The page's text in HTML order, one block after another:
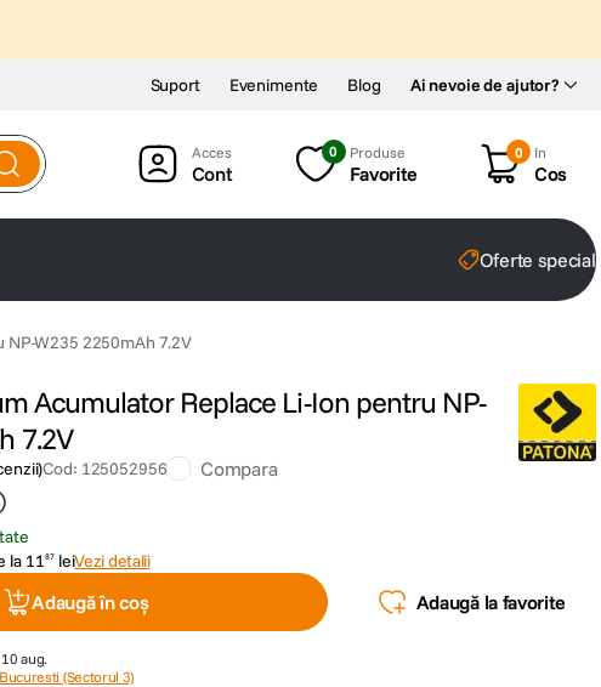
Ai nevoie de ajutor?
Suport Evenimente Blog
Cont
0 Produse
Favorite
0 In
Cos
Oferte
NP-W235 2250mAh 7.2V
Acumulator Replace Li-Ion pentru NP-
7.2V
)Cod: 125052956 Compara
la 1187 leiVezi detalii
Adaugă în coș Adaugă la favorite
aug.
Bucuresti (Sectorul 3)